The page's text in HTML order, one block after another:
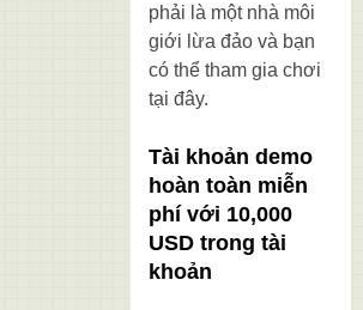
phải là một nhà môi
giới lừa đảo và bạn
có thể tham gia chơi
tại đây.
Tài khoản demo
hoàn toàn miễn
phí với 10,000
USD trong tài
khoản